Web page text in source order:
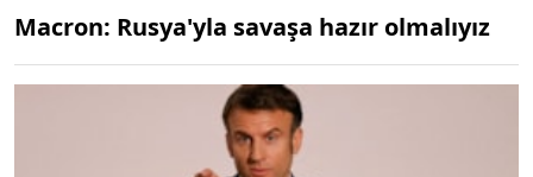
Macron: Rusya'yla savaşa hazır olmalıyız